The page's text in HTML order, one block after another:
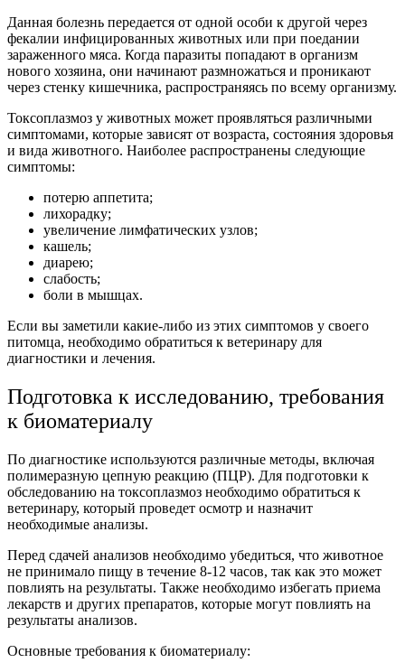
Данная болезнь передается от одной особи к другой через
фекалии инфицированных животных или при поедании
зараженного мяса. Когда паразиты попадают в организм
нового хозяина, они начинают размножаться и проникают
через стенку кишечника, распространяясь по всему организму.
Токсоплазмоз у животных может проявляться различными
симптомами, которые зависят от возраста, состояния здоровья
и вида животного. Наиболее распространены следующие
симптомы:
потерю аппетита;
лихорадку;
увеличение лимфатических узлов;
кашель;
диарею;
слабость;
боли в мышцах.
Если вы заметили какие-либо из этих симптомов у своего
питомца, необходимо обратиться к ветеринару для
диагностики и лечения.
Подготовка к исследованию, требования
к биоматериалу
По диагностике используются различные методы, включая
полимеразную цепную реакцию (ПЦР). Для подготовки к
обследованию на токсоплазмоз необходимо обратиться к
ветеринару, который проведет осмотр и назначит
необходимые анализы.
Перед сдачей анализов необходимо убедиться, что животное
не принимало пищу в течение 8-12 часов, так как это может
повлиять на результаты. Также необходимо избегать приема
лекарств и других препаратов, которые могут повлиять на
результаты анализов.
Основные требования к биоматериалу: